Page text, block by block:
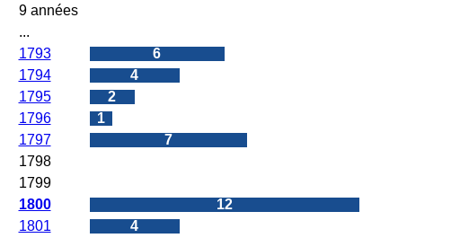
9 années
...
1793
6
1794
4
1795
2
1796
1
1797
7
1798
1799
1800
12
1801
4